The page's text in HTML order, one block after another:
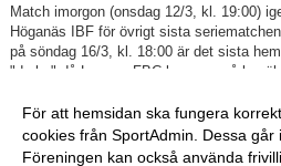
Match imorgon (onsdag 12/3, kl. 19:00)
Höganäs IBF för övrigt sista
på söndag 16/3, kl. 18:00 är det sista
"derby" då Lomma FBC kommer på besök.
/Tränarstaben
För att hemsidan ska fungera
cookies från SportAdmin. Dessa går
Föreningen kan också använda